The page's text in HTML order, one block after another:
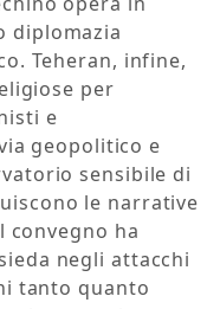
diplomazia
Teheran, infine,
per
e
geopolitico e
sensibile di
le narrative
convegno ha
negli attacchi
tanto quanto